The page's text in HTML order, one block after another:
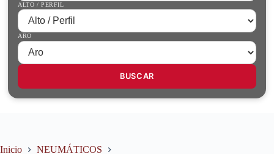
ALTO / PERFIL
ARO
BUSCAR
Inicio
NEUMÁTICOS